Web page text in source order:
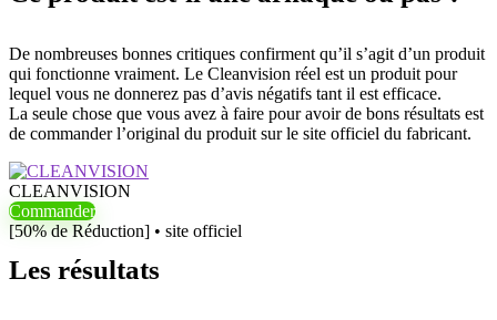
De nombreuses bonnes critiques confirment qu’il s’agit d’un produit
qui fonctionne vraiment. Le Cleanvision réel est un produit pour
lequel vous ne donnerez pas d’avis négatifs tant il est efficace.
La seule chose que vous avez à faire pour avoir de bons résultats est
de commander l’original du produit sur le site officiel du fabricant.
CLEANVISION
Commander
[50% de Réduction] • site officiel
Les résultats